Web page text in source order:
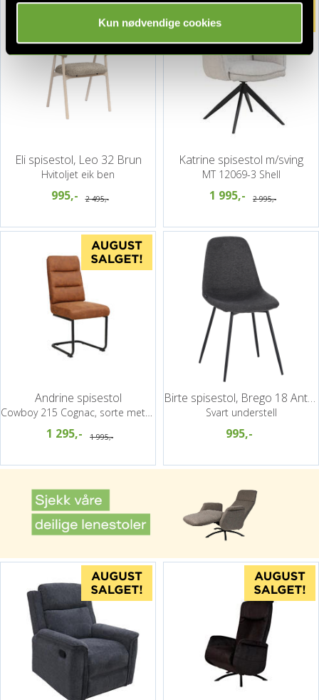
Kun nødvendige cookies
Eli spisestol, Leo 32 Brun
Hvitoljet eik ben
995,- 2 495,-
Katrine spisestol m/sving
MT 12069-3 Shell
1 995,- 2 995,-
Andrine spisestol
1 295,- 1 995,-
Birte spisestol, Brego 18 Antrasitt
Svart understell
995,-